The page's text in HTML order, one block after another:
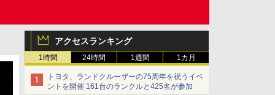
アクセスランキング
1時間 24時間 1週間 1カ月
トヨタ、ランドクルーザーの75周年を祝うイベ
ントを開催 161台のランクルと425名が参加